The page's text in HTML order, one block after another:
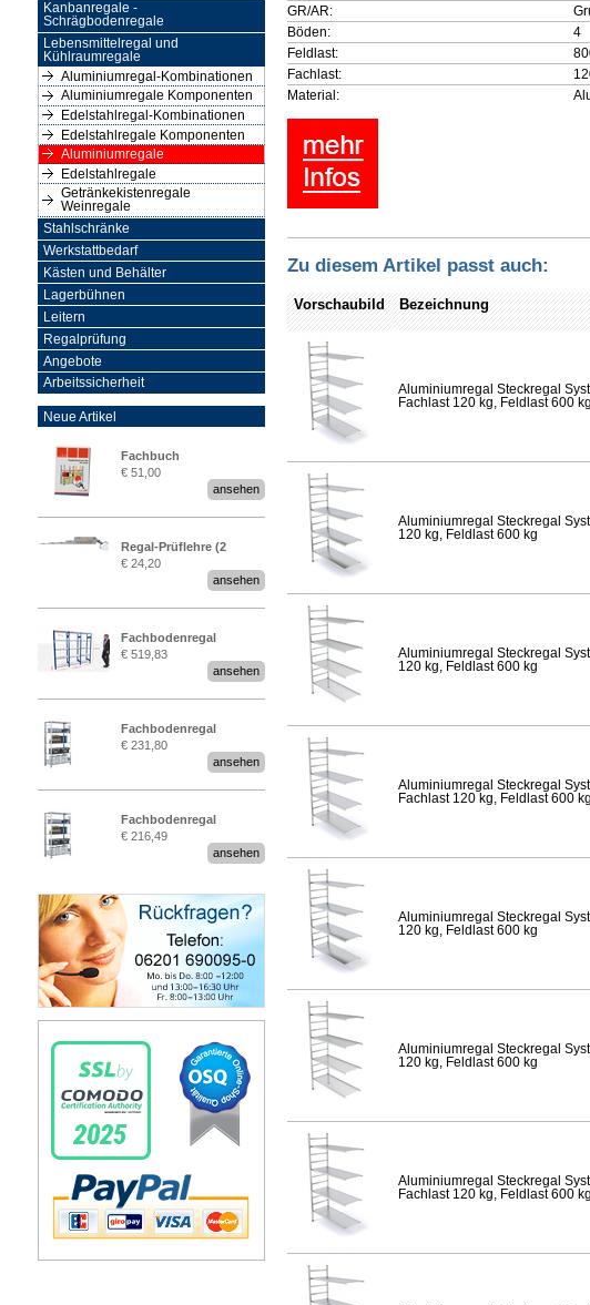
Kanbanregale -
Schrägbodenregale
Lebensmittelregal und
Kühlraumregale
Aluminiumregal-Kombinationen
Aluminiumregale Komponenten
Edelstahlregal-Kombinationen
Edelstahlregale Komponenten
Aluminiumregale
Edelstahlregale
Getränkekistenregale
Weinregale
Stahlschränke
Werkstattbedarf
Kästen und Behälter
Lagerbühnen
Leitern
Regalprüfung
Angebote
Arbeitssicherheit
Neue Artikel
Fachbuch
„Regalprüfung nach DIN
€ 51,00
ansehen
Regal-Prüflehre (2
Stück)
€ 24,20
ansehen
Fachbodenregal
Stecksystem MultiPlus
2,25 Meter breit
€ 519,83
ansehen
Fachbodenregal
Stecksystem MultiPlus
€ 231,80
ansehen
Fachbodenregal
Stecksystem MultiPlus
€ 216,49
ansehen
GR/AR:
Böden:
4
Feldlast:
Fachlast:
Material:
Zu diesem Artikel passt auch:
Vorschaubild Bezeichnung
Aluminiumregal Steckregal
Fachlast 120 kg, Feldlast 600 kg
Aluminiumregal Steckregal
120 kg, Feldlast 600 kg
Aluminiumregal Steckregal
120 kg, Feldlast 600 kg
Aluminiumregal Steckregal
Fachlast 120 kg, Feldlast 600 kg
Aluminiumregal Steckregal
120 kg, Feldlast 600 kg
Aluminiumregal Steckregal
120 kg, Feldlast 600 kg
Aluminiumregal Steckregal
Fachlast 120 kg, Feldlast 600 kg